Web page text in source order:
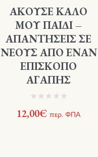
ΑΚΟΥΣΕ ΚΑΛΟ
ΜΟΥ ΠΑΙΔΙ –
ΑΠΑΝΤΗΣΕΙΣ ΣΕ
ΝΕΟΥΣ ΑΠΟ ΕΝΑΝ
ΕΠΙΣΚΟΠΟ
ΑΓΑΠΗΣ
12,00€ περ. ΦΠΑ